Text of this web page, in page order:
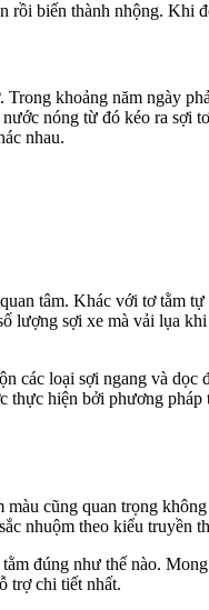
rồi biến thành nhộng. Khi
khoảng năm ngày
nóng từ đó kéo ra sợi
nhau.
tâm. Khác với tơ tằm tự
lượng sợi xe mà vải lụa
các loại sợi ngang và
thực hiện bởi phương
cũng quan trọng
nhuộm theo kiểu truyền
đúng như thế nào.
trợ chi tiết nhất.